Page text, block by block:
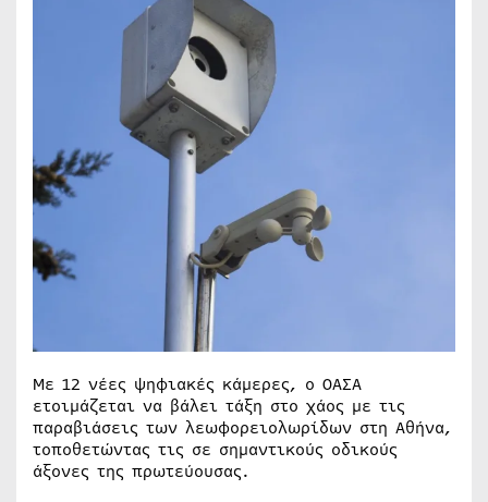
Με 12 νέες ψηφιακές κάμερες, ο ΟΑΣΑ
ετοιμάζεται να βάλει τάξη στο χάος με τις
παραβιάσεις των λεωφορειολωρίδων στη Αθήνα,
τοποθετώντας τις σε σημαντικούς οδικούς
άξονες της πρωτεύουσας.